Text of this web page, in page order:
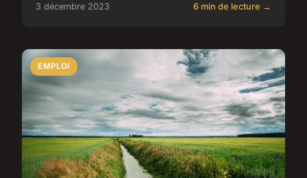
3 décembre 2023 6 min de lecture →
EMPLOI